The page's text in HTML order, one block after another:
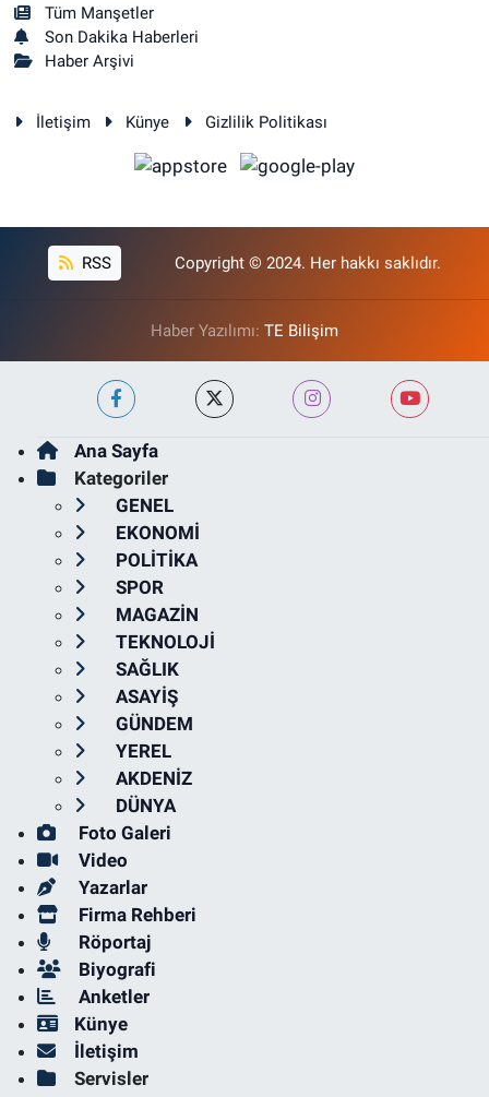
Tüm Manşetler
Son Dakika Haberleri
Haber Arşivi
İletişim Künye Gizlilik Politikası
RSS Copyright © 2024. Her hakkı saklıdır.
Haber Yazılımı: TE Bilişim
Ana Sayfa
Kategoriler
GENEL
EKONOMİ
POLİTİKA
SPOR
MAGAZİN
TEKNOLOJİ
SAĞLIK
ASAYİŞ
GÜNDEM
YEREL
AKDENİZ
DÜNYA
Foto Galeri
Video
Yazarlar
Firma Rehberi
Röportaj
Biyografi
Anketler
Künye
İletişim
Servisler